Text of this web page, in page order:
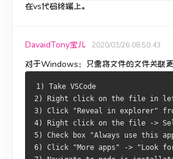
在vs代码终端上。
DavaidTony宝儿 2020/03/26 08:50:43
对于Windows：只需将文件的文件关联
1) Take VSCode
2) Right click on the file in
3) Click "Reveal in explorer"
4) Right click on the file ->
5) Check box "Always use this
6) Click "More apps" -> "Look